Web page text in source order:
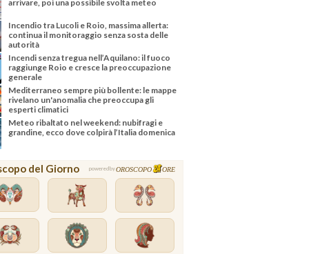
arrivare, poi una possibile svolta meteo
Incendio tra Lucoli e Roio, massima allerta:
continua il monitoraggio senza sosta delle
autorità
Incendi senza tregua nell’Aquilano: il fuoco
raggiunge Roio e cresce la preoccupazione
generale
Mediterraneo sempre più bollente: le mappe
rivelano un'anomalia che preoccupa gli
esperti climatici
Meteo ribaltato nel weekend: nubifragi e
grandine, ecco dove colpirà l’Italia domenica
del Giorno powered byOROSCOPO ORE